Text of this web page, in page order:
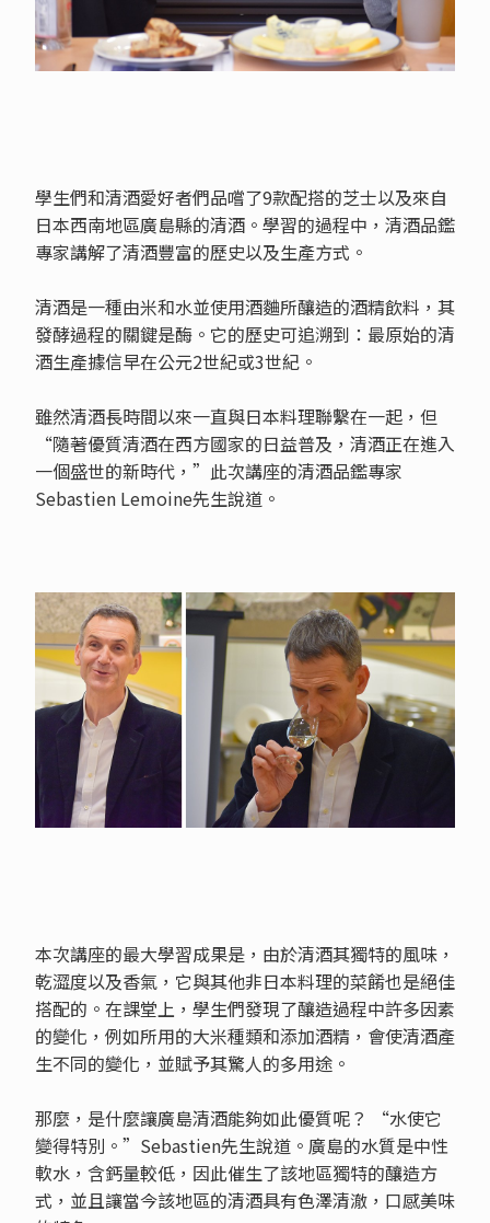
學生們和清酒愛好者們品嚐了9款配搭的芝士以及來自
日本西南地區廣島縣的清酒。學習的過程中，清酒品鑑
專家講解了清酒豐富的歷史以及生產方式。
清酒是一種由米和水並使用酒麯所釀造的酒精飲料，其
發酵過程的關鍵是酶。它的歷史可追溯到：最原始的清
酒生產據信早在公元2世紀或3世紀。
雖然清酒長時間以來一直與日本料理聯繫在一起，但
“隨著優質清酒在西方國家的日益普及，清酒正在進入
一個盛世的新時代，”此次講座的清酒品鑑專家
Sebastien Lemoine先生說道。
本次講座的最大學習成果是，由於清酒其獨特的風味，
乾澀度以及香氣，它與其他非日本料理的菜餚也是絕佳
搭配的。在課堂上，學生們發現了釀造過程中許多因素
的變化，例如所用的大米種類和添加酒精，會使清酒產
生不同的變化，並賦予其驚人的多用途。
那麼，是什麼讓廣島清酒能夠如此優質呢？ “水使它
變得特別。”Sebastien先生說道。廣島的水質是中性
軟水，含鈣量較低，因此催生了該地區獨特的釀造方
式，並且讓當今該地區的清酒具有色澤清澈，口感美味